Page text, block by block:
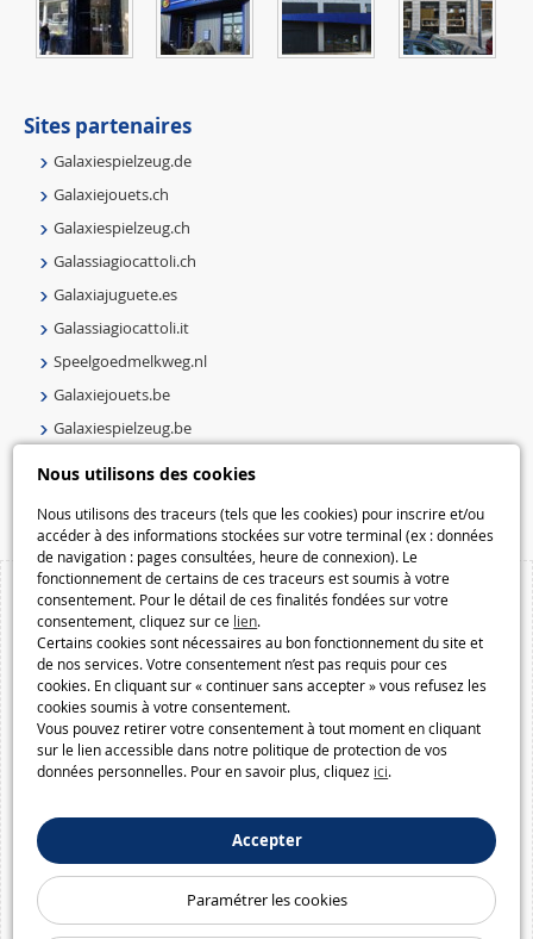
Nous utilisons des cookies
Nous utilisons des traceurs (tels que les cookies) pour inscrire et/ou
accéder à des informations stockées sur votre terminal (ex : données
de navigation : pages consultées, heure de connexion). Le
fonctionnement de certains de ces traceurs est soumis à votre
consentement. Pour le détail de ces finalités fondées sur votre
consentement, cliquez sur ce lien.
Certains cookies sont nécessaires au bon fonctionnement du site et
de nos services. Votre consentement n’est pas requis pour ces
cookies. En cliquant sur « continuer sans accepter » vous refusez les
cookies soumis à votre consentement.
Vous pouvez retirer votre consentement à tout moment en cliquant
sur le lien accessible dans notre politique de protection de vos
données personnelles. Pour en savoir plus, cliquez ici.
Accepter
Paramétrer les cookies
Sites partenaires
Galaxiespielzeug.de
Galaxiejouets.ch
Galaxiespielzeug.ch
Galassiagiocattoli.ch
Galaxiajuguete.es
Galassiagiocattoli.it
Speelgoedmelkweg.nl
Galaxiejouets.be
Galaxiespielzeug.be